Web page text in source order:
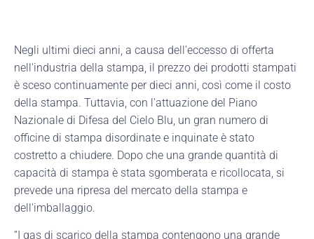
Negli ultimi dieci anni, a causa dell'eccesso di offerta
nell'industria della stampa, il prezzo dei prodotti stampati
è sceso continuamente per dieci anni, così come il costo
della stampa. Tuttavia, con l'attuazione del Piano
Nazionale di Difesa del Cielo Blu, un gran numero di
officine di stampa disordinate e inquinate è stato
costretto a chiudere. Dopo che una grande quantità di
capacità di stampa è stata sgomberata e ricollocata, si
prevede una ripresa del mercato della stampa e
dell'imballaggio.
“I gas di scarico della stampa contengono una grande